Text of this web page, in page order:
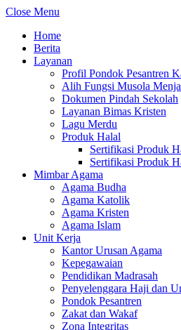
Close Menu
Home
Berita
Layanan
Profil Pondok Pesantren
Alih Fungsi Musola
Dokumen Pindah Sekolah
Layanan Bimas Kristen
Lagu Merdu
Produk Halal
Sertifikasi Produk
Sertifikasi Produk
Mimbar Agama
Agama Budha
Agama Katolik
Agama Kristen
Agama Islam
Unit Kerja
Kantor Urusan Agama
Kepegawaian
Pendidikan Madrasah
Penyelenggara Haji dan
Pondok Pesantren
Zakat dan Wakaf
Zona Integritas